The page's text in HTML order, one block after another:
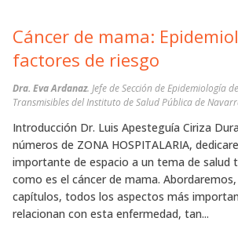
Cáncer de mama:
factores de riesgo
Dra. Eva Ardanaz. Jefe de Sección de Epidemiología
Transmisibles del Instituto de Salud Pública de
Introducción Dr. Luis Apesteguía Ciriza
números de ZONA HOSPITALARIA,
importante de espacio a un tema de salud
como es el cáncer de mama.
capítulos, todos los aspectos más
relacionan con esta enfermedad, tan...